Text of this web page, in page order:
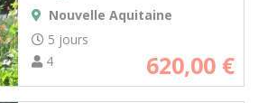
Nouvelle Aquitaine
5 jours
4
620,00 €